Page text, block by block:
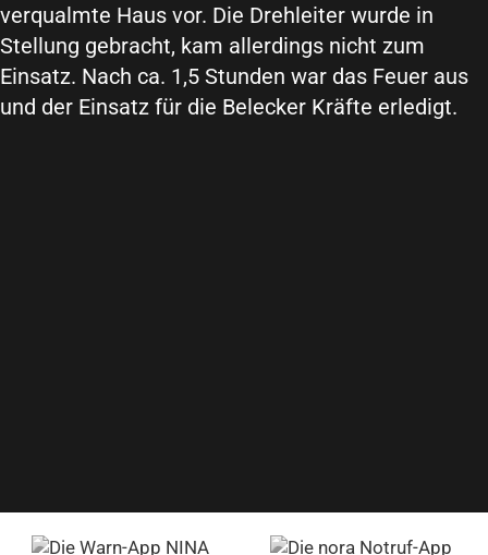
verqualmte Haus vor. Die Drehleiter wurde in
Stellung gebracht, kam allerdings nicht zum
Einsatz. Nach ca. 1,5 Stunden war das Feuer aus
und der Einsatz für die Belecker Kräfte erledigt.